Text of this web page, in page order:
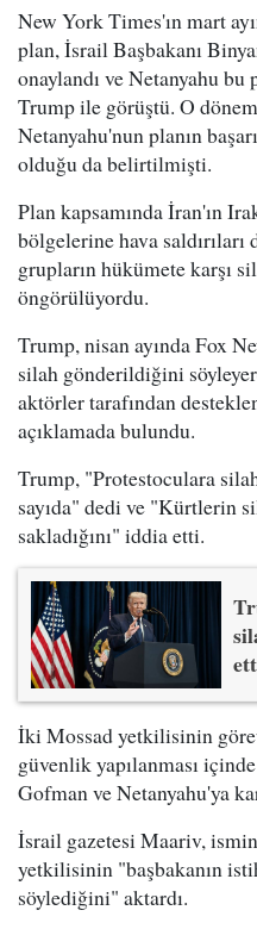
New York Times'ın mart
plan, İsrail Başbakanı
onaylandı ve Netanyahu
Trump ile görüştü. O
Netanyahu'nun planın
olduğu da belirtilmişti.
Plan kapsamında İran'ın
bölgelerine hava
grupların hükümete karşı
öngörülüyordu.
Trump, nisan ayında Fox
silah gönderildiğini
aktörler tarafından
açıklamada bulundu.
Trump, "Protestoculara
sayıda" dedi ve "Kürtlerin
sakladığını" iddia etti.
İki Mossad yetkilisinin
güvenlik yapılanması
Gofman ve Netanyahu'ya
İsrail gazetesi Maariv,
yetkilisinin "başbakanın
söylediğini" aktardı.